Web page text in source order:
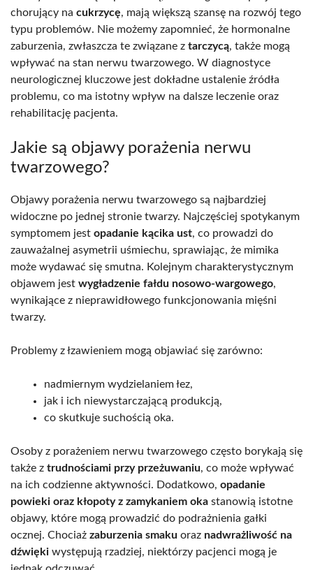
chorujący na cukrzycę, mają większą szansę na rozwój tego
typu problemów. Nie możemy zapomnieć, że hormonalne
zaburzenia, zwłaszcza te związane z tarczycą, także mogą
wpływać na stan nerwu twarzowego. W diagnostyce
neurologicznej kluczowe jest dokładne ustalenie źródła
problemu, co ma istotny wpływ na dalsze leczenie oraz
rehabilitację pacjenta.
Jakie są objawy porażenia nerwu
twarzowego?
Objawy porażenia nerwu twarzowego są najbardziej
widoczne po jednej stronie twarzy. Najczęściej spotykanym
symptomem jest opadanie kącika ust, co prowadzi do
zauważalnej asymetrii uśmiechu, sprawiając, że mimika
może wydawać się smutna. Kolejnym charakterystycznym
objawem jest wygładzenie fałdu nosowo-wargowego,
wynikające z nieprawidłowego funkcjonowania mięśni
twarzy.
Problemy z łzawieniem mogą objawiać się zarówno:
nadmiernym wydzielaniem łez,
jak i ich niewystarczającą produkcją,
co skutkuje suchością oka.
Osoby z porażeniem nerwu twarzowego często borykają się
także z trudnościami przy przeżuwaniu, co może wpływać
na ich codzienne aktywności. Dodatkowo, opadanie
powieki oraz kłopoty z zamykaniem oka stanowią istotne
objawy, które mogą prowadzić do podrażnienia gałki
ocznej. Chociaż zaburzenia smaku oraz nadwrażliwość na
dźwięki występują rzadziej, niektórzy pacjenci mogą je